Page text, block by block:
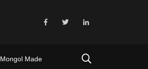
Mongol Made